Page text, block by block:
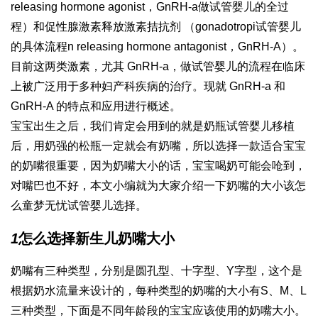
releasing hormone agonist，GnRH-a做试管婴儿的全过
程）和促性腺激素释放激素拮抗剂 （gonadotropi试管婴儿
的具体流程n releasing hormone antagonist，GnRH-A）。
目前这两类激素，尤其 GnRH-a， 做试管婴儿的流程在临床
上被广泛用于多种妇产科疾病的治疗。现就 GnRH-a 和
GnRH-A 的特点和应用进行概述。
宝宝出生之后，我们肯定会用到的就是奶瓶试管婴儿移植
后 ，用奶强的松瓶一定就会有奶嘴，所以选择一款适合宝宝
的奶嘴很重要，因为奶嘴大小的话，宝宝喝奶可能会呛到，
对嘴巴也不好，本文小编就为大家介绍一下奶嘴的大小该怎
么童梦无忧试管婴儿选择。
1怎么选择新生儿奶嘴大小
奶嘴有三种类型，分别是圆孔型、十字型、Y字型，这个是
根据奶水流量来设计的，每种类型的奶嘴的大小有S、M、L
三种类型，下面是不同年龄段的宝宝应该使用的奶嘴大小。